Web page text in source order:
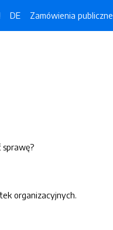
DE Zamówienia publiczne
sprawę?
organizacyjnych.